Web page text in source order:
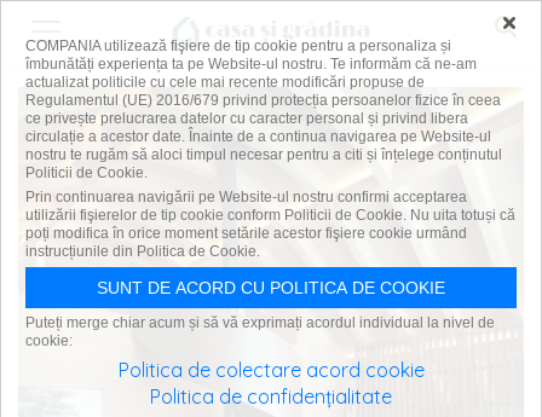
×
COMPANIA utilizează fişiere de tip cookie pentru a personaliza și
îmbunătăți experiența ta pe Website-ul nostru. Te informăm că ne-am
actualizat politicile cu cele mai recente modificări propuse de
Regulamentul (UE) 2016/679 privind protecția persoanelor fizice în ceea
ce privește prelucrarea datelor cu caracter personal și privind libera
circulație a acestor date. Înainte de a continua navigarea pe Website-ul
nostru te rugăm să aloci timpul necesar pentru a citi și înțelege conținutul
Politicii de Cookie.
Prin continuarea navigării pe Website-ul nostru confirmi acceptarea
utilizării fişierelor de tip cookie conform Politicii de Cookie. Nu uita totuși că
poți modifica în orice moment setările acestor fişiere cookie urmând
instrucțiunile din Politica de Cookie.
SUNT DE ACORD CU POLITICA DE COOKIE
Puteți merge chiar acum și să vă exprimați acordul individual la nivel de
cookie:
Politica de colectare acord cookie
Politica de confidențialitate